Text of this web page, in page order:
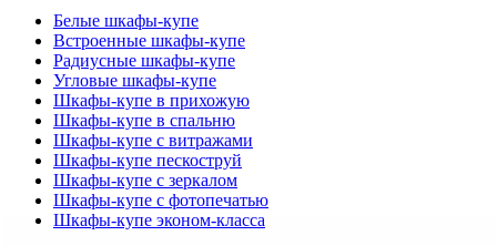
Белые шкафы-купе
Встроенные шкафы-купе
Радиусные шкафы-купе
Угловые шкафы-купе
Шкафы-купе в прихожую
Шкафы-купе в спальню
Шкафы-купе с витражами
Шкафы-купе пескоструй
Шкафы-купе с зеркалом
Шкафы-купе с фотопечатью
Шкафы-купе эконом-класса